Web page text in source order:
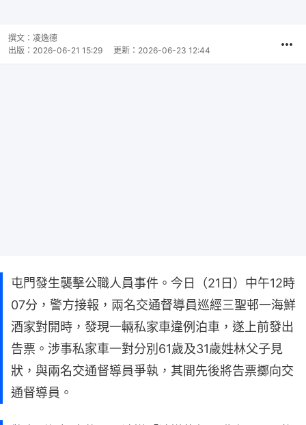
撰文： 凌逸德
出版： 2026-06-21 15:29 更新： 2026-06-23 12:44
屯門發生襲擊公職人員事件。今日（21日）中午12時
07分，警方接報，兩名交通督導員巡經三聖邨一海鮮
酒家對開時，發現一輛私家車違例泊車，遂上前發出
告票。涉事私家車一對分別61歲及31歲姓林父子見
狀，與兩名交通督導員爭執，其間先後將告票擲向交
通督導員。